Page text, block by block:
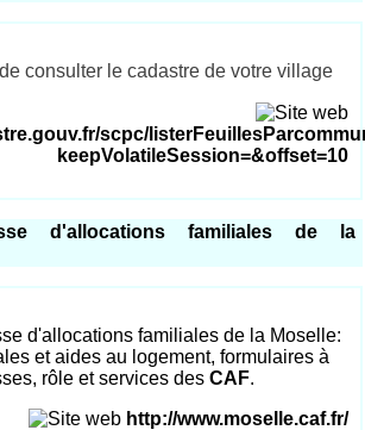
consulter le cadastre de votre village
scpc/
keepVolatileSession=&offset=10
d'allocations familiales de la
d'allocations familiales de la Moselle:
et aides au logement, formulaires à
rôle et services desCAF.
http://www.moselle.caf.fr/